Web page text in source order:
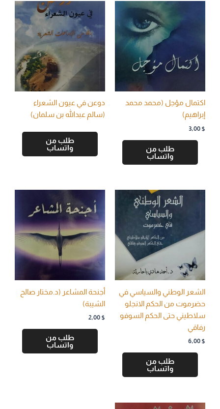
اكتمال مؤجل (محمد محمد
إبراهيم)
3,00 $
طلب من
واتساب
دوعن في عيون الشعراء
(سالم عبدالله بن سلمان)
طلب من
واتساب
الشعر الوطني والسياسي في
حضرموت من الحكم الانجلو
سلاطيني حتى الحكم السوفو
رفاقي
6,00 $
طلب من
واتساب
أجنحة المشاعر (د.مختار صالح
الشيبة)
2,00 $
طلب من
واتساب